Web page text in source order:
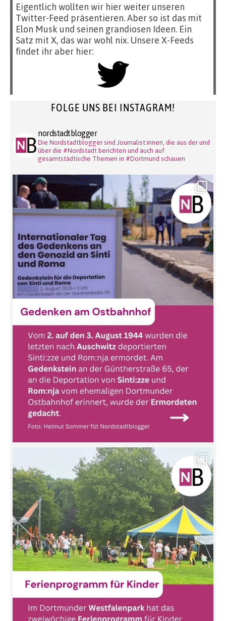
Eigentlich wollten wir hier weiter unseren
Twitter-Feed präsentieren. Aber so ist das mit
Elon Musk und seinen grandiosen Ideen. Ein
Satz mit X, das war wohl nix. Unsere X-Feeds
findet ihr aber hier:
FOLGE UNS BEI INSTAGRAM!
nordstadtblogger
Die Nordstadtblogger sind Journalist:innen, die aus der und
über die #Nordstadt berichten und auch auf
gesamtstädtische Themen in #Dortmund schauen